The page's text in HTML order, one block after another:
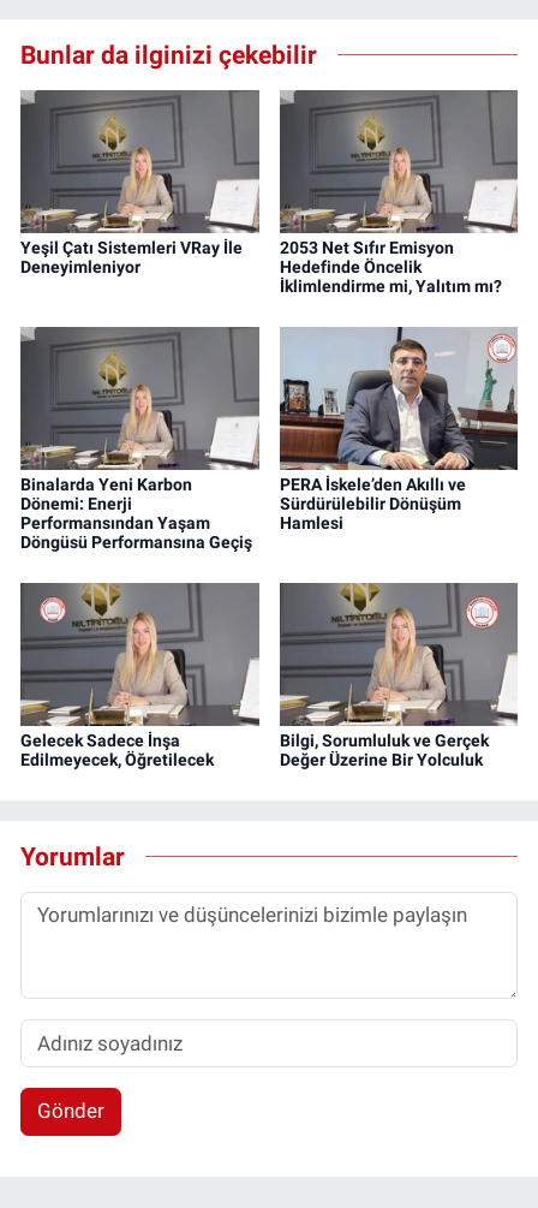
Bunlar da ilginizi çekebilir
Yeşil Çatı Sistemleri VRay İle
Deneyimleniyor
2053 Net Sıfır Emisyon
Hedefinde Öncelik
İklimlendirme mi, Yalıtım mı?
Binalarda Yeni Karbon
Dönemi: Enerji
Performansından Yaşam
Döngüsü Performansına Geçiş
PERA İskele’den Akıllı ve
Sürdürülebilir Dönüşüm
Hamlesi
Gelecek Sadece İnşa
Edilmeyecek, Öğretilecek
Bilgi, Sorumluluk ve Gerçek
Değer Üzerine Bir Yolculuk
Yorumlar
Gönder